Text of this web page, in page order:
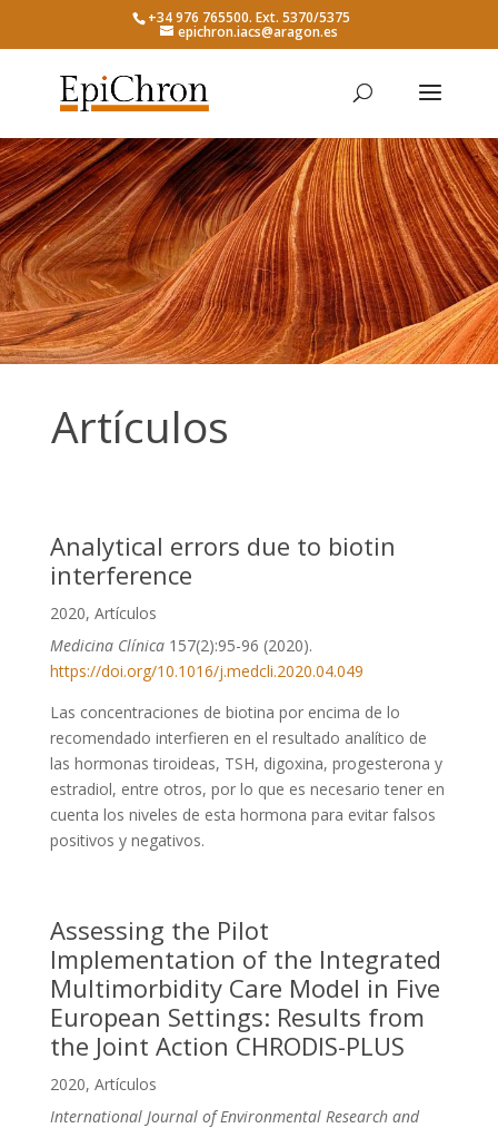
+34 976 765500. Ext. 5370/5375
epichron.iacs@aragon.es
Artículos
Analytical errors due to biotin
interference
2020, Artículos
Medicina Clínica157(2):95-96 (2020).
https://doi.org/10.1016/j.medcli.2020.04.049
Las concentraciones de biotina por encima de lo
recomendado interfieren en el resultado analítico de
las hormonas tiroideas, TSH, digoxina, progesterona y
estradiol, entre otros, por lo que es necesario tener en
cuenta los niveles de esta hormona para evitar falsos
positivos y negativos.
Assessing the Pilot
Implementation of the Integrated
Multimorbidity Care Model in Five
European Settings: Results from
the Joint Action CHRODIS-PLUS
2020, Artículos
International Journal of Environmental Research and